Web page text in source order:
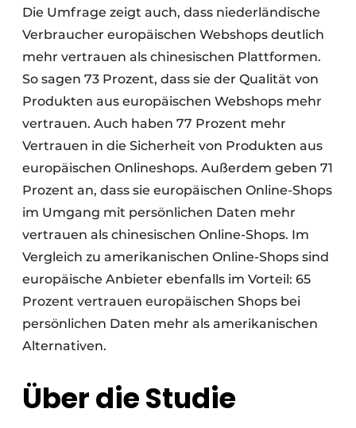
Die Umfrage zeigt auch, dass niederländische
Verbraucher europäischen Webshops deutlich
mehr vertrauen als chinesischen Plattformen.
So sagen 73 Prozent, dass sie der Qualität von
Produkten aus europäischen Webshops mehr
vertrauen. Auch haben 77 Prozent mehr
Vertrauen in die Sicherheit von Produkten aus
europäischen Onlineshops. Außerdem geben 71
Prozent an, dass sie europäischen Online-Shops
im Umgang mit persönlichen Daten mehr
vertrauen als chinesischen Online-Shops. Im
Vergleich zu amerikanischen Online-Shops sind
europäische Anbieter ebenfalls im Vorteil: 65
Prozent vertrauen europäischen Shops bei
persönlichen Daten mehr als amerikanischen
Alternativen.
Über die Studie